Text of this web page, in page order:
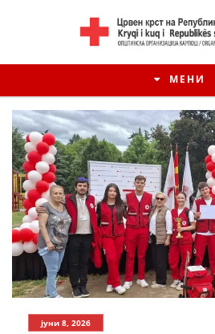
МЕНИ
јуни 8, 2026